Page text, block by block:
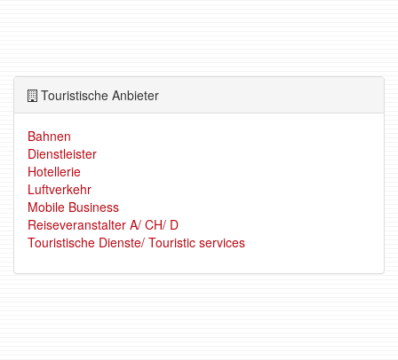
Touristische Anbieter
Bahnen
Dienstleister
Hotellerie
Luftverkehr
Mobile Business
Reiseveranstalter A/ CH/ D
Touristische Dienste/ Touristic services